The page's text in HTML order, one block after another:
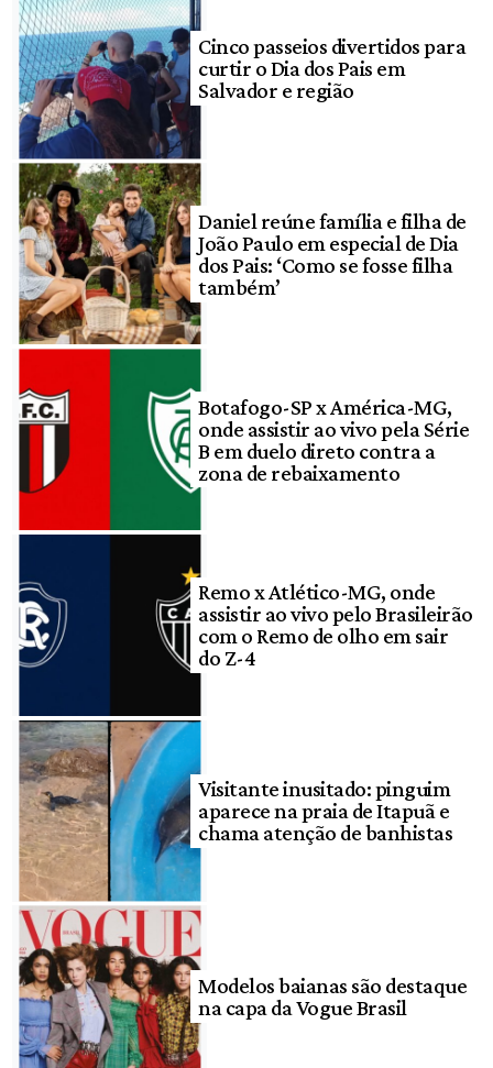
Cinco passeios divertidos para
curtir o Dia dos Pais em
Salvador e região
Daniel reúne família e filha de
João Paulo em especial de Dia
dos Pais: ‘Como se fosse filha
também’
Botafogo-SP x América-MG,
onde assistir ao vivo pela Série
B em duelo direto contra a
zona de rebaixamento
Remo x Atlético-MG, onde
assistir ao vivo pelo Brasileirão
com o Remo de olho em sair
do Z-4
Visitante inusitado: pinguim
aparece na praia de Itapuã e
chama atenção de banhistas
Modelos baianas são destaque
na capa da Vogue Brasil